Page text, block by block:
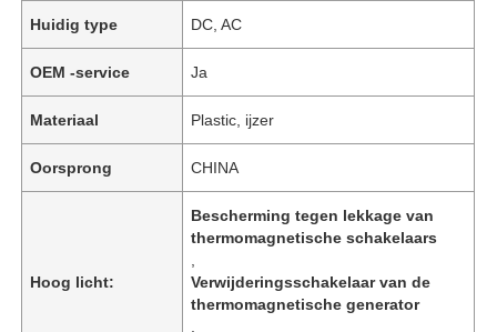
Huidig type DC, AC
OEM -service Ja
Materiaal Plastic, ijzer
Oorsprong CHINA
Hoog licht:
Bescherming tegen lekkage van
thermomagnetische schakelaars
Verwijderingsschakelaar van de
thermomagnetische generator